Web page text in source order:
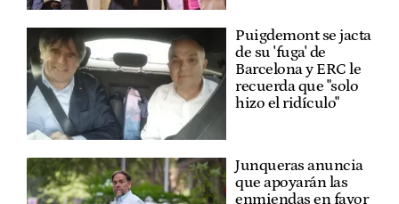
Puigdemont se jacta
de su 'fuga' de
Barcelona y ERC le
recuerda que "solo
hizo el ridículo"
Junqueras anuncia
que apoyarán las
enmiendas en favor